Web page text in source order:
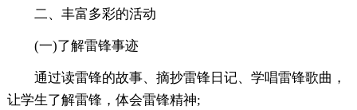
二、丰富多彩的活动
(一)了解雷锋事迹
通过读雷锋的故事、摘抄雷锋日记、学唱雷锋歌曲，
让学生了解雷锋，体会雷锋精神;